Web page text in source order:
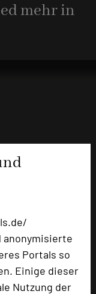
anonymisierte
Portals so
Einige dieser
Nutzung der
mehr in